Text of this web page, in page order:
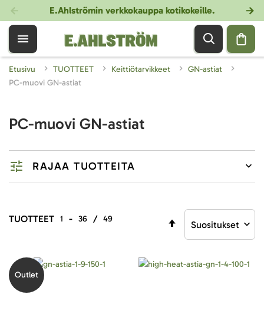
E.Ahlströmin verkkokauppa kotikokeille.
Etusivu TUOTTEET Keittiötarvikkeet
GN-astiat
PC-muovi GN-astiat
PC-muovi GN-astiat
TUOTTEET 1 - 36 / 49
Aseta
Outlet
RAJAA TUOTTEITA